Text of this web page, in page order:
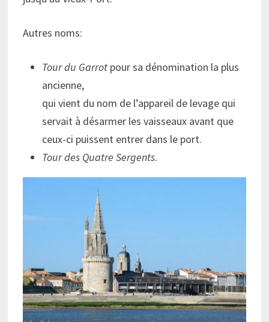
Autres noms:
Tour du Garrotpour sa dénomination la plus
ancienne,
qui vient du nom de l’appareil de levage qui
servait à désarmer les vaisseaux avant que
ceux-ci puissent entrer dans le port.
Tour des Quatre Sergents.